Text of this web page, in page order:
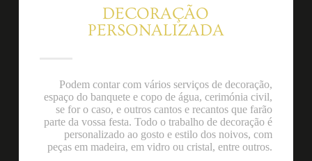
DECORAÇÃO
PERSONALIZADA
Podem contar com vários serviços de decoração,
espaço do banquete e copo de água, cerimónia civil,
se for o caso, e outros cantos e recantos que farão
parte da vossa festa. Todo o trabalho de decoração é
personalizado ao gosto e estilo dos noivos, com
peças em madeira, em vidro ou cristal, entre outros.